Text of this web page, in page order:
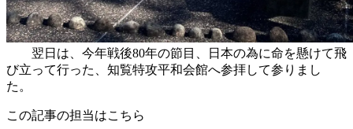
翌日は、今年戦後80年の節目、日本の為に命を懸けて飛
び立って行った、知覧特攻平和会館へ参拝して参りまし
た。
この記事の担当はこちら